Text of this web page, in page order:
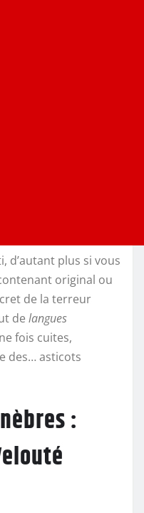
d’autant plus si vous
original ou
de la terreur
de langues
fois cuites,
des… asticots
: